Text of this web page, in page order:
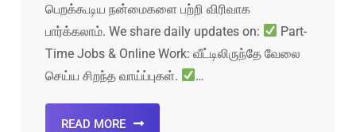
பெறக்கூடிய நன்மைகளை பற்றி விரிவாக
பார்க்கலாம். We share daily updates on:
Part-
Time Jobs & Online Work: வீட்டிலிருந்தே வேலை
செய்ய சிறந்த வாய்ப்புகள்.
…
READ MORE